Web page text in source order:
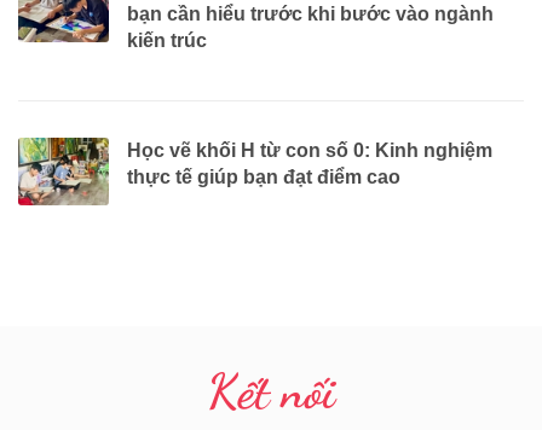
bạn cần hiểu trước khi bước vào ngành
kiến trúc
Học vẽ khối H từ con số 0: Kinh nghiệm
thực tế giúp bạn đạt điểm cao
Kết nối